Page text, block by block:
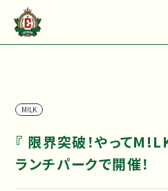
M!LK
『 限界突破！やって
ランチパークで開催！